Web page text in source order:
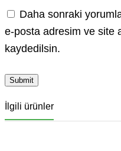
Daha sonraki
e-posta adresim ve site
kaydedilsin.
İlgili ürünler